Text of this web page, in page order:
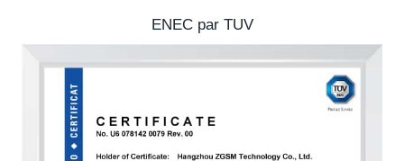
ENEC par TUV